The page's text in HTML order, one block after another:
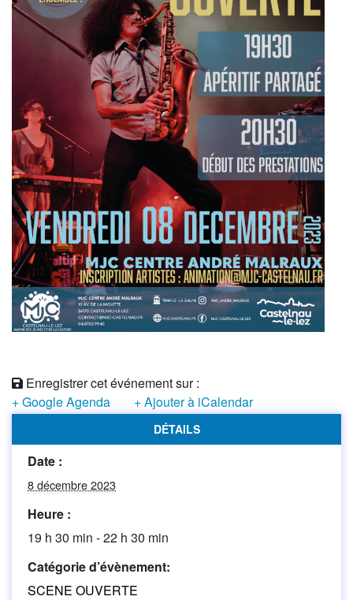
Enregistrer cet événement sur :
+ Google Agenda
+ Ajouter à iCalendar
DÉTAILS
Date :
8 décembre 2023
Heure :
19 h 30 min - 22 h 30 min
Catégorie d’évènement:
SCENE OUVERTE